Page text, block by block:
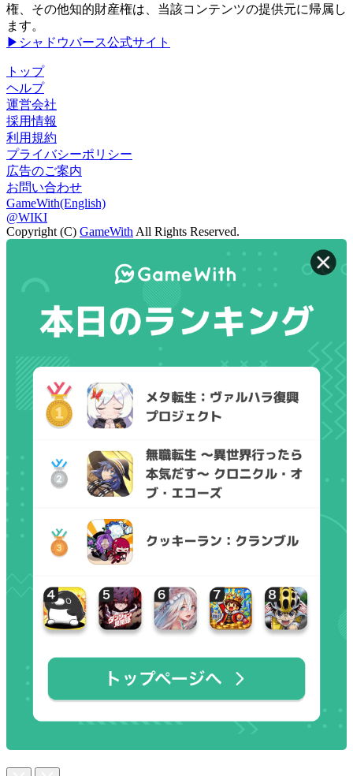
権、その他知的財産権は、当該コンテンツの提供元に帰属し
ます。
▶シャドウバース公式サイト
トップ
ヘルプ
運営会社
採用情報
利用規約
プライバシーポリシー
広告のご案内
お問い合わせ
GameWith(English)
@WIKI
Copyright (C) GameWith All Rights Reserved.